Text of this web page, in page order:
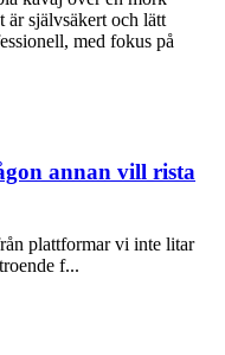
annan vill rista
plattformar vi inte litar
f...